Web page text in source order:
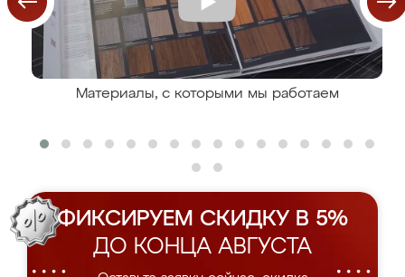
Материалы, с которыми мы работаем
ФИКСИРУЕМ СКИДКУ В 5%
ДО КОНЦА АВГУСТА